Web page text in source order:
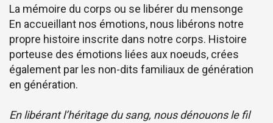
La mémoire du corps ou se libérer du mensonge
En accueillant nos émotions, nous libérons notre
propre histoire inscrite dans notre corps. Histoire
porteuse des émotions liées aux noeuds, crées
également par les non-dits familiaux de génération
en génération.
En libérant l’héritage du sang, nous dénouons le fil